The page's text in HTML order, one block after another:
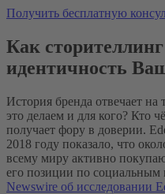
Получить бесплатную
Как
идентичность
История бренда отвечает
это делаем и для кого? Кто
получает фору в доверии.
2018 году показало, что
всему миру активно
его позиции по
Newswire об исследовании